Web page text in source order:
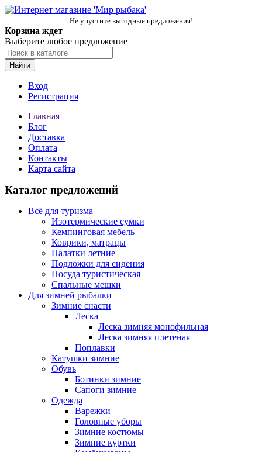
Не упустите выгодные предложения!
Корзина ждет
Выберите любое предложение
Найти
Вход
Регистрация
Главная
Блог
Доставка
Оплата
Контакты
Карта сайта
Каталог предложений
Всё для туризма
Изотермические сумки
Кемпинговая мебель
Коврики, матрацы
Палатки летние
Подложки для сидения
Посуда туристическая
Спальные мешки
Для зимней рыбалки
Зимние снасти
Леска
Леска зимняя монофильная
Леска зимняя плетеная
Поплавки
Катушки зимние
Обувь
Ботинки зимние
Сапоги зимние
Одежда
Варежки
Головные уборы
Зимние костюмы
Зимние куртки